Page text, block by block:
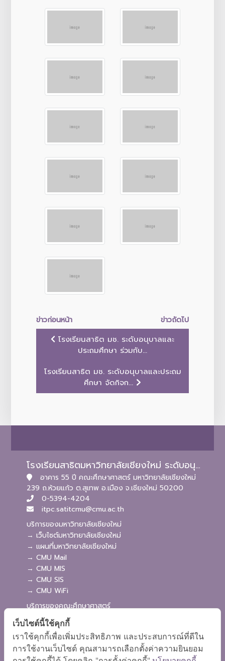
ข่าวก่อนหน้า
ข่าวถัดไป
โรงเรียนสาธิต มช. ระดับอนุบาลและ
ประถมศึกษา ร่วมกับ...
โรงเรียนสาธิต มช. ระดับอนุบาลและประถม
ศึกษา จัดกิจก...
โรงเรียนสาธิตมหาวิทยาลัยเชียงใหม่ ระดับอนุบาลและประถมศึกษา
อาคาร 55 ปี คณะศึกษาศาสตร์ มหาวิทยาลัยเชียงใหม่
239 ถ.ห้วยแก้ว ต.สุเทพ อ.เมือง จ.เชียงใหม่ 50200
0-5394-4204
itpc.satitcmu@cmu.ac.th
บริการของมหาวิทยาลัยเชียงใหม่
→ เว็บไซต์มหาวิทยาลัยเชียงใหม่
→ แผนที่มหาวิทยาลัยเชียงใหม่
→ CMU Mail
→ CMU MIS
→ CMU SIS
→ CMU WiFi
บริการของคณะศึกษาศาสตร์
→ เว็บไซต์คณะศึกษาศาสตร์
→ ระบบจัดการเว็บไซต์
→ ระบบ Admission
→ EDU MIS
เว็บไซต์นี้ใช้คุกกี้
เราใช้คุกกี้เพื่อเพิ่มประสิทธิภาพ และประสบการณ์ที่ดีใน
การใช้งานเว็บไซต์ คุณสามารถเลือกตั้งค่าความยินยอม